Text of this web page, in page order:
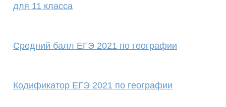
для 11 класса
Средний балл ЕГЭ 2021 по географии
Кодификатор ЕГЭ 2021 по географии